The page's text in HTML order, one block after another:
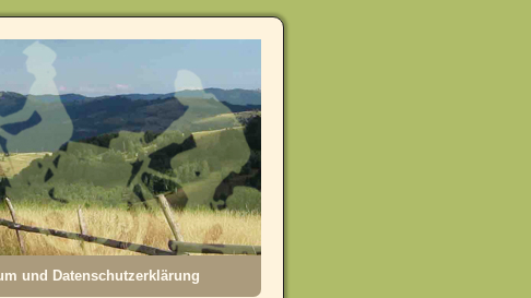
und Datenschutzerklärung